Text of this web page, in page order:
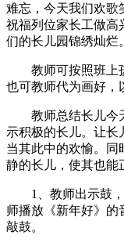
难忘，今天我们欢歌
祝福列位家长工做高
们的长儿园锦绣灿烂。
教师可按照班上孩
也可教师代为画好，
教师总结长儿今天
示积极的长儿。让长
当其此中的欢愉。同
静的长儿，使其也能
1、教师出示鼓，
师播放《新年好》的
敲鼓。